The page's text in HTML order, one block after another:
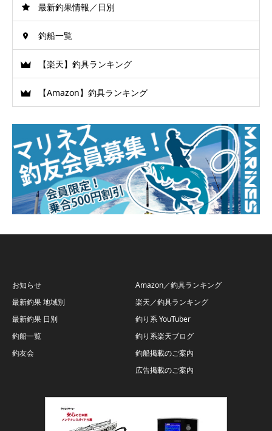
最新釣果情報／日別
釣船一覧
【楽天】釣具ランキング
【Amazon】釣具ランキング
お知らせ
最新釣果 地域別
最新釣果 日別
釣船一覧
釣友会
Amazon／釣具ランキング
楽天／釣具ランキング
釣り系 YouTuber
釣り系楽天ブログ
釣船掲載のご案内
広告掲載のご案内